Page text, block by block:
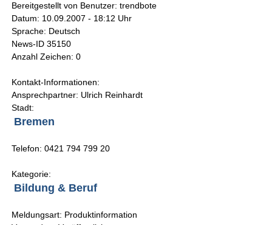
Bereitgestellt von Benutzer: trendbote
Datum: 10.09.2007 - 18:12 Uhr
Sprache: Deutsch
News-ID 35150
Anzahl Zeichen: 0
Kontakt-Informationen:
Ansprechpartner: Ulrich Reinhardt
Stadt:
Bremen
Telefon: 0421 794 799 20
Kategorie:
Bildung & Beruf
Meldungsart: Produktinformation